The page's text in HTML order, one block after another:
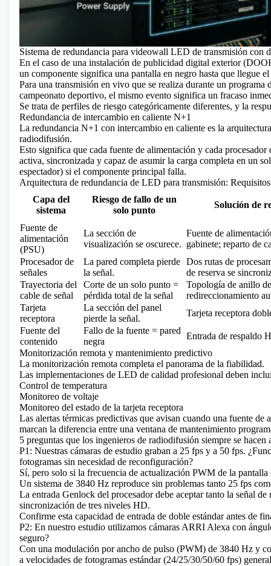
Sistema de redundancia para videowall LED de transmisión con
En el caso de una instalación de publicidad digital exterior
un componente significa una pantalla en negro hasta que llegue
Para una transmisión en vivo que se realiza durante un
campeonato deportivo, el mismo evento significa un fracaso
Se trata de perfiles de riesgo categóricamente diferentes, y la
Redundancia de intercambio en caliente N+1
La redundancia N+1 con intercambio en caliente es la
radiodifusión.
Esto significa que cada fuente de alimentación y cada
activa, sincronizada y capaz de asumir la carga completa en un
espectador) si el componente principal falla.
Arquitectura de redundancia de LED para transmisión:
Capa del
sistema
Riesgo de fallo de un
solo punto
Solución de
Fuente de
alimentación
(PSU)
La sección de
visualización se oscurece.
Fuente de
gabinete; reparto de
Procesador de
señales
La pared completa pierde
la señal.
Dos rutas de
de reserva se
Trayectoria del
cable de señal
Corte de un solo punto =
pérdida total de la señal
Topología de anillo
redireccionamiento
Tarjeta
receptora
La sección del panel
pierde la señal.
Tarjeta receptora
Fuente del
contenido
Fallo de la fuente = pared
negra
Entrada de respaldo
Monitorización remota y mantenimiento predictivo
La monitorización remota completa el panorama de la fiabilidad.
Las implementaciones de LED de calidad profesional deben
Control de temperatura
Monitoreo de voltaje
Monitoreo del estado de la tarjeta receptora
Las alertas térmicas predictivas que avisan cuando una fuente
marcan la diferencia entre una ventana de mantenimiento
5 preguntas que los ingenieros de radiodifusión siempre se
P1: Nuestras cámaras de estudio graban a 25 fps y a 50 fps.
fotogramas sin necesidad de reconfiguración?
Sí, pero solo si la frecuencia de actualización PWM de la pantalla
Un sistema de 3840 Hz reproduce sin problemas tanto 25 fps
La entrada Genlock del procesador debe aceptar tanto la señal
sincronización de tres niveles HD.
Confirme esta capacidad de entrada de doble estándar antes de
P2: En nuestro estudio utilizamos cámaras ARRI Alexa con
seguro?
Con una modulación por ancho de pulso (PWM) de 3840 Hz y
a velocidades de fotogramas estándar (24/25/30/50/60 fps)